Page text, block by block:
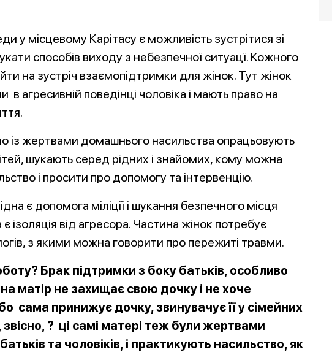
у місцевому Карітасу є можливість зустрітися зі
способів виходу з небезпечної ситуацї. Кожного
на зустріч взаємопідтримки для жінок. Тут жінок
агресивній поведінці чоловіка і мають право на
із жертвами домашнього насильства опрацьовують
шукають серед рідних і знайомих, кому можна
і просити про допомогу та інтервенцію.
є допомога міліції і шукання безпечного місця
ізоляція від агресора. Частина жінок потребує
з якими можна говорити про пережиті травми.
Брак підтримки з боку батьків, особливо
матір не захищає свою дочку і не хоче
сама принижує дочку, звинувачує її у сімейних
? ці самі матері теж були жертвами
та чоловіків, і практикують насильство, як